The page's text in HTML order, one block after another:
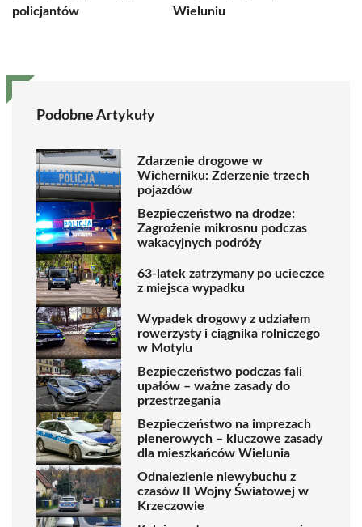
policjantów
Wieluniu
Podobne Artykuły
Zdarzenie drogowe w
Wicherniku: Zderzenie trzech
pojazdów
Bezpieczeństwo na drodze:
Zagrożenie mikrosnu podczas
wakacyjnych podróży
63-latek zatrzymany po ucieczce
z miejsca wypadku
Wypadek drogowy z udziałem
rowerzysty i ciągnika rolniczego
w Motylu
Bezpieczeństwo podczas fali
upałów – ważne zasady do
przestrzegania
Bezpieczeństwo na imprezach
plenerowych – kluczowe zasady
dla mieszkańców Wielunia
Odnalezienie niewybuchu z
czasów II Wojny Światowej w
Krzeczowie